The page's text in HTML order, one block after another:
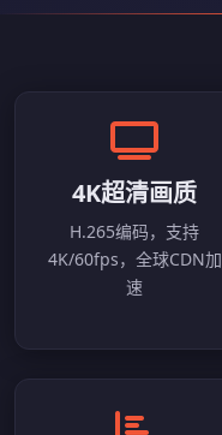
4K超清画质
H.265编码，支持
4K/60fps，全球CDN加
速